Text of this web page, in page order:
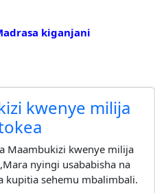
kiganjani
kwenye milija
Maambukizi kwenye milija
nyingi usababisha na
kupitia sehemu mbalimbali.